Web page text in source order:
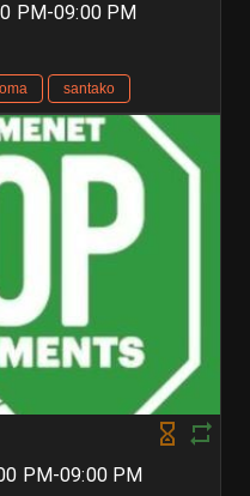
PM-09:00 PM
santako
PM-09:00 PM